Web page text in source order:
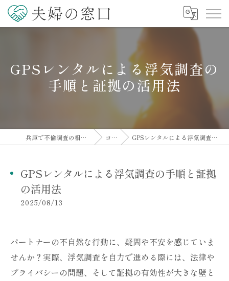
GPSレンタルによる浮気調査の
手順と証拠の活用法
兵庫で不倫調査の相談なら夫婦の窓口 コラム GPSレンタルによる浮気調査の手順と証拠の活用法
GPSレンタルによる浮気調査の手順と証拠
の活用法
2025/08/13
パートナーの不自然な行動に、疑問や不安を感じていま
せんか？実際、浮気調査を自力で進める際には、法律や
プライバシーの問題、そして証拠の有効性が大きな壁と